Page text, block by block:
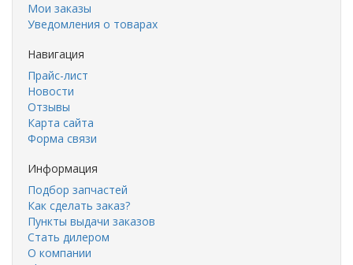
Мои заказы
Уведомления о товарах
Навигация
Прайс-лист
Новости
Отзывы
Карта сайта
Форма связи
Информация
Подбор запчастей
Как сделать заказ?
Пункты выдачи заказов
Стать дилером
О компании